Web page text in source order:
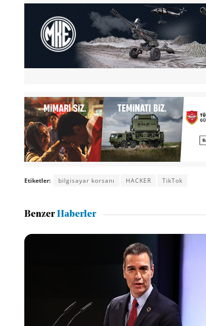
Etiketler: bilgisayar korsanı HACKER TikTok
BenzerHaberler